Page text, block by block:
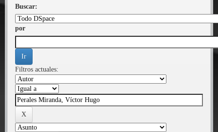
Buscar:
por
Filtros actuales: